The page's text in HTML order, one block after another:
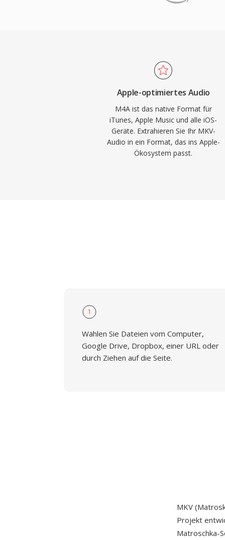
Infotainmentsysteme umfasst. Drei
älteren verlustbehafteten Codecs,
der MP4-Atom-Struktur (Artwork,
Mode-Flexibilität für sowohl
Workflows.
Apple-optimiertes Audio
M4A ist das native Format für
iTunes, Apple Music und alle iOS-
Geräte. Extrahieren Sie Ihr MKV-
Audio in ein Format, das ins Apple-
Ökosystem passt.
1
Wählen Sie Dateien vom Computer,
Google Drive, Dropbox, einer URL oder
durch Ziehen auf die Seite.
MKV
Projekt
Matroschka-